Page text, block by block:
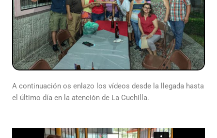
A continuación os enlazo los vídeos desde la llegada hasta
el último día en la atención de La Cuchilla.